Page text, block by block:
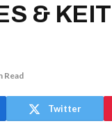
&
Read
Twitter